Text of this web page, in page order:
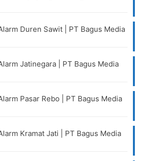
Duren Sawit | PT Bagus Media
Jatinegara | PT Bagus Media
Pasar Rebo | PT Bagus Media
Kramat Jati | PT Bagus Media